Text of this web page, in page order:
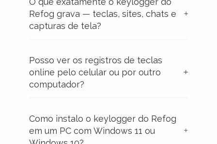
Refog grava — teclas, sites, chats e
capturas de tela?
Posso ver os registros de teclas
online pelo celular ou por outro
computador?
Como instalo o keylogger do Refog
em um PC com Windows 11 ou